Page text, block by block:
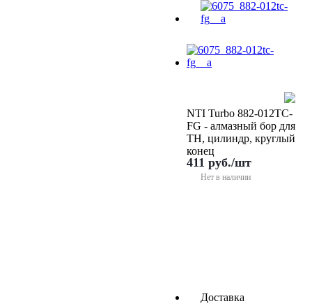
NTI Turbo 882-012TC-
FG - алмазный бор для
ТН, цилиндр, круглый
конец
411 руб./шт
Нет в наличии
Доставка